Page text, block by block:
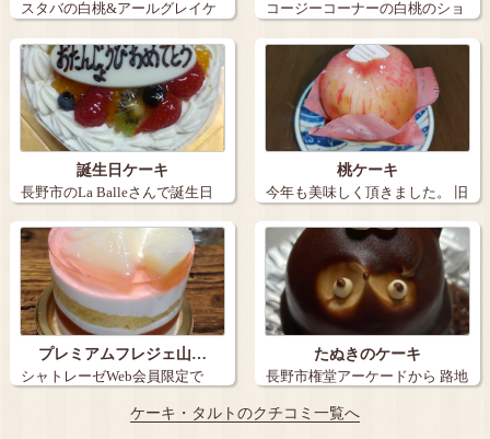
スタバの白桃&アールグレイケ
ーキとアイス…
コージーコーナーの白桃のショ
ートと2種の…
誕生日ケーキ
長野市のLa Balleさんで誕生日
ケー…
桃ケーキ
今年も美味しく頂きました。 旧
丸子の【…
プレミアムフレジェ山…
シャトレーゼWeb会員限定で
たぬきのケーキ
長野市権堂アーケードから 路地
を15メ…
ケーキ・タルトのクチコミ一覧へ